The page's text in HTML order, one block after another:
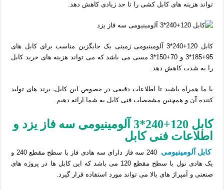
تواند هزینه های کابل کشی را تا حد زیادی کاهش دهد.
کابل 120+240*3 آلومینیومی زمینی یک جایگزین مناسب برای کابل های
95+185*3 و 70+150*3 مسی می باشد که می تواند هزینه های خرید کابل
را به شدت کاهش دهد.
با ما همراه باشید تا اطلاعات دقیقی در خصوص این کابل، برند های تولید
کننده آن و همچنین مشخصات فنی کابل به شما ارائه دهیم.
کابل 120+240*3 آلومینیومی سه فاز یزد و
اطلاعات فنی کابل
کابل آلومینیومی
240 سه فاز دارای سه هادی فاز با سطح مقطع 240 و
یک هادی نول با سطح مقطع 120 می باشد که این کابل ها در پروژه های
صنعتی و آمپراژ های بالا می تواند مورد استفاده قرار گیرد.